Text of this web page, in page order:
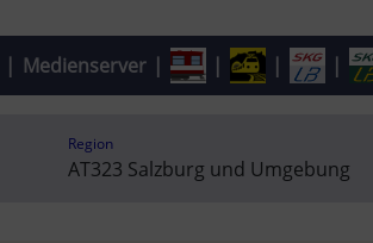
| Medienserver | | | |
Region
AT323 Salzburg und Umgebung